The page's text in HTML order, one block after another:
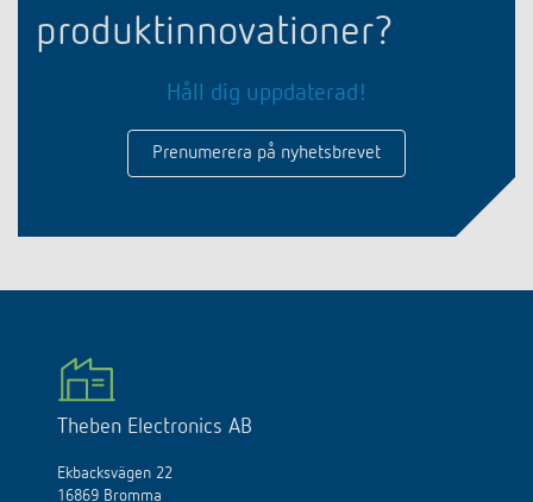
produktinnovationer?
Håll dig uppdaterad!
Prenumerera på nyhetsbrevet
Theben Electronics AB
Ekbacksvägen 22
16869 Bromma